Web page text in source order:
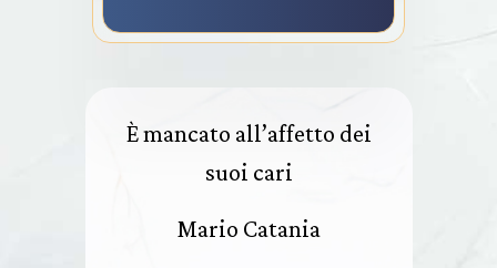
È mancato all’affetto dei
suoi cari
Mario Catania